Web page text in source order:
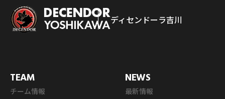
ディセンドーラ吉川
TEAM
チーム情報
NEWS
最新情報